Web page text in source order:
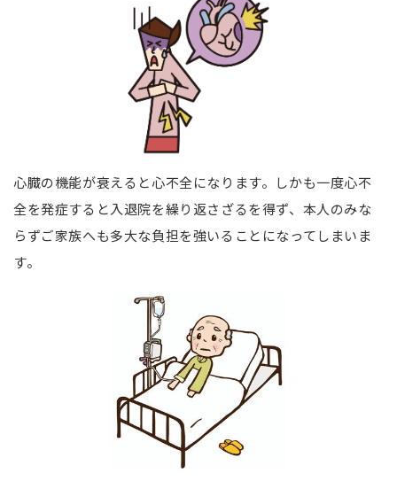
心臓の機能が衰えると心不全になります。しかも一度心不
全を発症すると入退院を繰り返さざるを得ず、本人のみな
らずご家族へも多大な負担を強いることになってしまいま
す。